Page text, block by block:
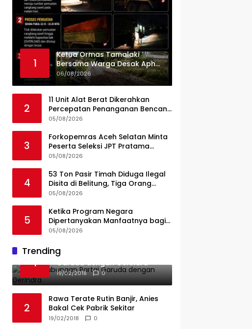
1
Ketua Ormas Tamalaki
Bersama Warga Desak Aph
Dan Pemkab Konsel Tangkap
Pelaku Angkut Cangkang
Melintas Jalan Umum
06/08/2026
2
11 Unit Alat Berat Dikerahkan
Percepatan Penanganan Bencana
di Kelurahan Sipange Kecamatan
05/08/2026
3
Forkopemras Aceh Selatan Minta
Peserta Seleksi JPT Pratama
Andalkan Kompetensi dan
05/08/2026
4
53 Ton Pasir Timah Diduga Ilegal
Disita di Belitung, Tiga Orang
Diamankan, Dua Masih Diburu
05/08/2026
5
Ketika Program Negara
Dipertanyakan Manfaatnya bagi
Seluruh Penggiat Literasi
05/08/2026
Trending
1
Ini Dia Hubungan Partai
Garuda dengan Gerindra
19/02/2018 0
2
Rawa Terate Rutin Banjir, Anies
Bakal Cek Pabrik Sekitar
19/02/2018 0